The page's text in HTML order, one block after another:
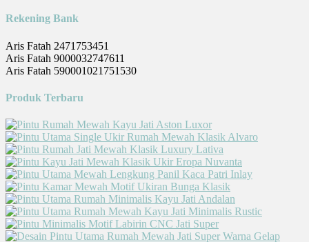
Rekening Bank
Aris Fatah 2471753451
Aris Fatah 9000032747611
Aris Fatah 590001021751530
Produk Terbaru